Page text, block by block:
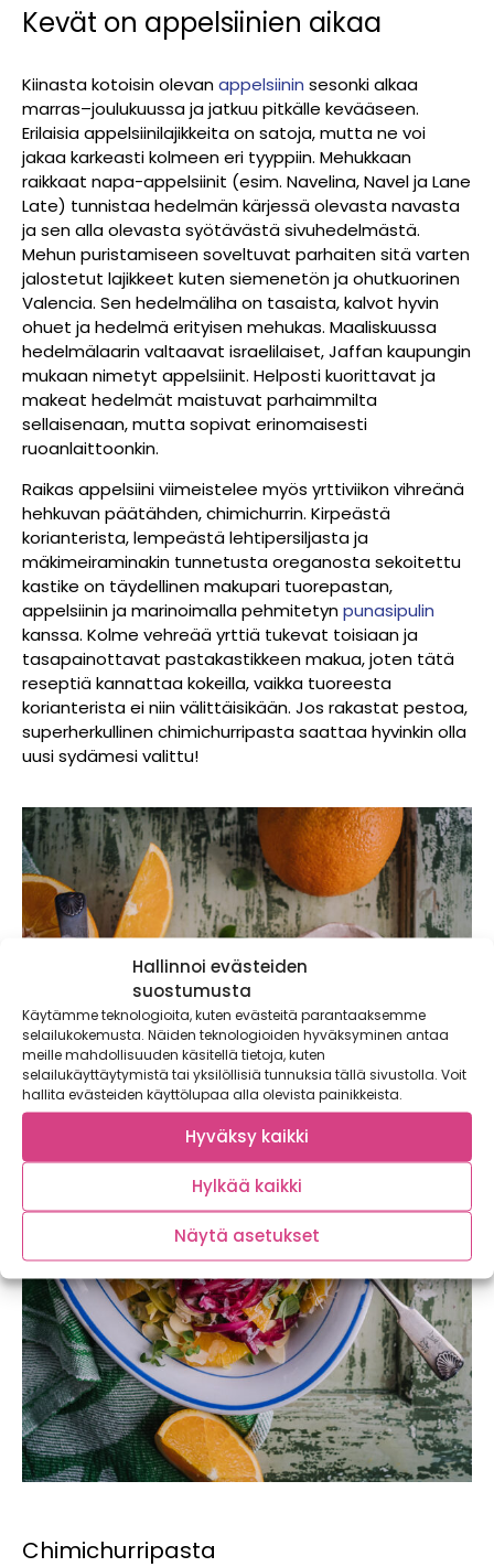
Hallinnoi evästeiden
suostumusta
Käytämme teknologioita, kuten evästeitä parantaaksemme
selailukokemusta. Näiden teknologioiden hyväksyminen antaa
meille mahdollisuuden käsitellä tietoja, kuten
selailukäyttäytymistä tai yksilöllisiä tunnuksia tällä sivustolla. Voit
hallita evästeiden käyttölupaa alla olevista painikkeista.
Hyväksy kaikki
Hylkää kaikki
Näytä asetukset
Kevät on appelsiinien aikaa
Kiinasta kotoisin olevanappelsiinin sesonki alkaa
marras–joulukuussa ja jatkuu pitkälle kevääseen.
Erilaisia appelsiinilajikkeita on satoja, mutta ne voi
jakaa karkeasti kolmeen eri tyyppiin. Mehukkaan
raikkaat napa-appelsiinit (esim. Navelina, Navel ja Lane
Late) tunnistaa hedelmän kärjessä olevasta navasta
ja sen alla olevasta syötävästä sivuhedelmästä.
Mehun puristamiseen soveltuvat parhaiten sitä varten
jalostetut lajikkeet kuten siemenetön ja ohutkuorinen
Valencia. Sen hedelmäliha on tasaista, kalvot hyvin
ohuet ja hedelmä erityisen mehukas. Maaliskuussa
hedelmälaarin valtaavat israelilaiset, Jaffan kaupungin
mukaan nimetyt appelsiinit. Helposti kuorittavat ja
makeat hedelmät maistuvat parhaimmilta
sellaisenaan, mutta sopivat erinomaisesti
ruoanlaittoonkin.
Raikas appelsiini viimeistelee myös yrttiviikon vihreänä
hehkuvan päätähden, chimichurrin. Kirpeästä
korianterista, lempeästä lehtipersiljasta ja
mäkimeiraminakin tunnetusta oreganosta sekoitettu
kastike on täydellinen makupari tuorepastan,
appelsiinin ja marinoimalla pehmitetynpunasipulin
kanssa. Kolme vehreää yrttiä tukevat toisiaan ja
tasapainottavat pastakastikkeen makua, joten tätä
reseptiä kannattaa kokeilla, vaikka tuoreesta
korianterista ei niin välittäisikään. Jos rakastat pestoa,
superherkullinen chimichurripasta saattaa hyvinkin olla
uusi sydämesi valittu!
Chimichurripasta